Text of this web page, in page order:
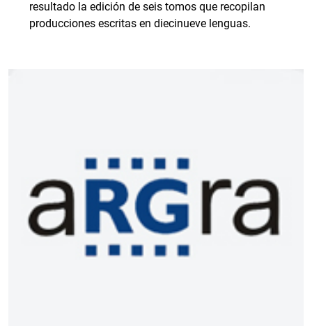
resultado la edición de seis tomos que recopilan
producciones escritas en diecinueve lenguas.